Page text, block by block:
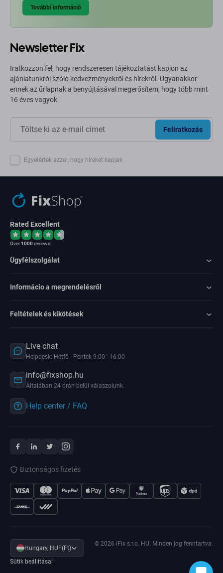
További információ
Newsletter Fix
Iratkozzon fel, hogy rendszeresen tájékoztatást kapjon az
ajánlatunkról szóló kedvezményekről és hírekről. Ugyanakkor
ennek az űrlapnak a benyújtásával megerősítem, hogy több mint
16 éves vagyok
Feliratkozás
Egyetértek azzal, hogy híreket kapjak
Rated Excellent
Over1000reviews
Ügyfélszolgálat
Informácio a megrendelésről
Feltételek és kikötések
Live chat
Helpdesk: Hétfő - Péntek 9:00 - 16:00
info@fixshop.hu
Általában 24 órán belül válaszolunk.
Help center / FAQ
Biztonságos fizetés
Hungary, HUF(Ft)
Sütik beállításai
© 2026 iFix s.r.o. HU. Minden jog fenntartva.